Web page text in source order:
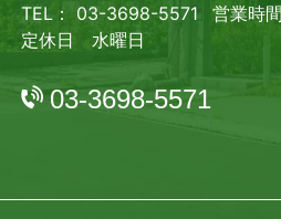
TEL： 03-3698-5571
営業時
定休日 水曜日
03-3698-5571